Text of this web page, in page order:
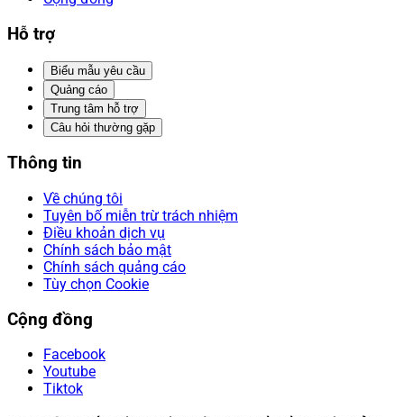
Hỗ trợ
Biểu mẫu yêu cầu
Quảng cáo
Trung tâm hỗ trợ
Câu hỏi thường gặp
Thông tin
Về chúng tôi
Tuyên bố miễn trừ trách nhiệm
Điều khoản dịch vụ
Chính sách bảo mật
Chính sách quảng cáo
Tùy chọn Cookie
Cộng đồng
Facebook
Youtube
Tiktok